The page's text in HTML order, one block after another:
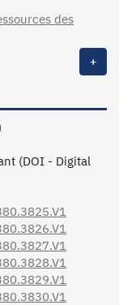
des
+
(DOI - Digital